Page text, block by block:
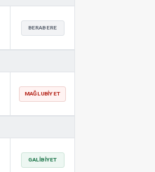
BERABERE
MAĞLUBIYET
GALIBIYET